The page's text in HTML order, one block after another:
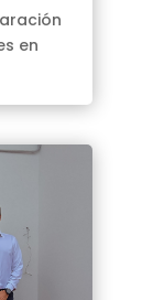
en